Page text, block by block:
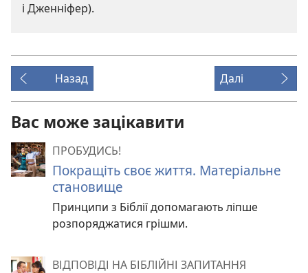
і Дженніфер).
Назад Далі
Вас може зацікавити
ПРОБУДИСЬ!
Покращіть своє життя. Матеріальне
становище
Принципи з Біблії допомагають ліпше
розпоряджатися грішми.
ВІДПОВІДІ НА БІБЛІЙНІ ЗАПИТАННЯ